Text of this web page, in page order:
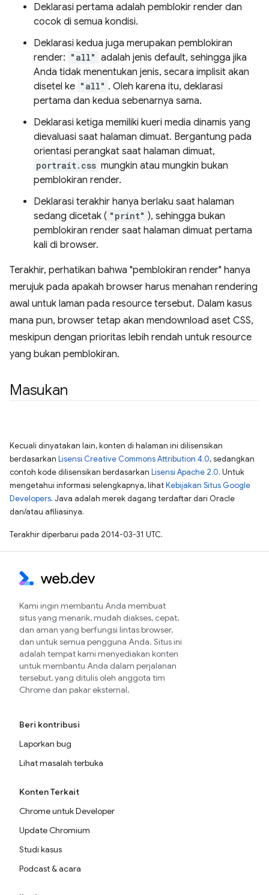
Deklarasi pertama adalah pemblokir render dan
cocok di semua kondisi.
Deklarasi kedua juga merupakan pemblokiran
render: "all" adalah jenis default, sehingga jika
Anda tidak menentukan jenis, secara implisit akan
disetel ke "all" . Oleh karena itu, deklarasi
pertama dan kedua sebenarnya sama.
Deklarasi ketiga memiliki kueri media dinamis yang
dievaluasi saat halaman dimuat. Bergantung pada
orientasi perangkat saat halaman dimuat,
portrait.css mungkin atau mungkin bukan
pemblokiran render.
Deklarasi terakhir hanya berlaku saat halaman
sedang dicetak ( "print" ), sehingga bukan
pemblokiran render saat halaman dimuat pertama
kali di browser.
Terakhir, perhatikan bahwa "pemblokiran render" hanya
merujuk pada apakah browser harus menahan rendering
awal untuk laman pada resource tersebut. Dalam kasus
mana pun, browser tetap akan mendownload aset CSS,
meskipun dengan prioritas lebih rendah untuk resource
yang bukan pemblokiran.
Masukan
Kecuali dinyatakan lain, konten di halaman ini dilisensikan
berdasarkan Lisensi Creative Commons Attribution 4.0, sedangkan
contoh kode dilisensikan berdasarkan Lisensi Apache 2.0. Untuk
mengetahui informasi selengkapnya, lihatKebijakan Situs Google
Developers. Java adalah merek dagang terdaftar dari Oracle
dan/atau afiliasinya.
Terakhir diperbarui pada 2014-03-31 UTC.
Kami ingin membantu Anda membuat
situs yang menarik, mudah diakses, cepat,
dan aman yang berfungsi lintas browser,
dan untuk semua pengguna Anda. Situs ini
adalah tempat kami menyediakan konten
untuk membantu Anda dalam perjalanan
tersebut, yang ditulis oleh anggota tim
Chrome dan pakar eksternal.
Beri kontribusi
Laporkan bug
Lihat masalah terbuka
Konten Terkait
Chrome untuk Developer
Update Chromium
Studi kasus
Podcast & acara